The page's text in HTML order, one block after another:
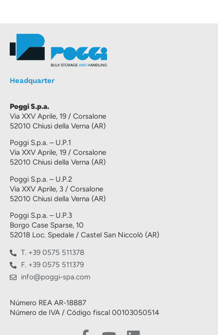
Headquarter
Poggi S.p.a.
Via XXV Aprile, 19 / Corsalone
52010 Chiusi della Verna (AR)
Poggi S.p.a. – U.P.1
Via XXV Aprile, 19 / Corsalone
52010 Chiusi della Verna (AR)
Poggi S.p.a. – U.P.2
Via XXV Aprile, 3 / Corsalone
52010 Chiusi della Verna (AR)
Poggi S.p.a. – U.P.3
Borgo Case Sparse, 10
52018 Loc. Spedale / Castel San Niccolò (AR)
T. +39 0575 511378
F. +39 0575 511379
info@poggi-spa.com
Número REA AR-18887
Número de IVA / Código fiscal 00103050514